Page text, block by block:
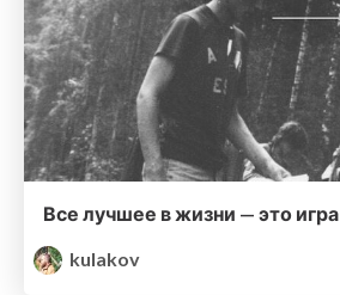
Все лучшее в жизни — это игра
kulakov